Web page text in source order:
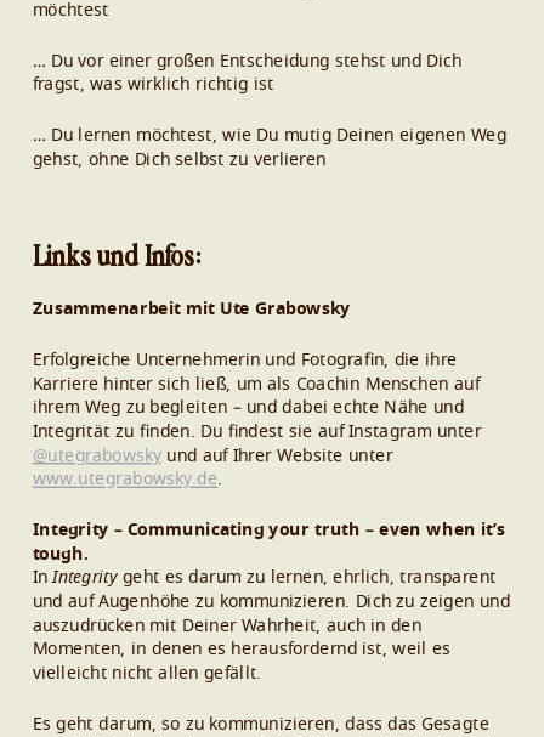
möchtest
… Du vor einer großen Entscheidung stehst und Dich
fragst, was wirklich richtig ist
… Du lernen möchtest, wie Du mutig Deinen eigenen Weg
gehst, ohne Dich selbst zu verlieren
Links und Infos:
Zusammenarbeit mit Ute Grabowsky
Erfolgreiche Unternehmerin und Fotografin, die ihre
Karriere hinter sich ließ, um als Coachin Menschen auf
ihrem Weg zu begleiten – und dabei echte Nähe und
Integrität zu finden. Du findest sie auf Instagram unter
@utegrabowsky und auf Ihrer Website unter
www.utegrabowsky.de
Integrity – Communicating your truth – even when it’s
tough.
InIntegritygeht es darum zu lernen, ehrlich, transparent
und auf Augenhöhe zu kommunizieren. Dich zu zeigen und
auszudrücken mit Deiner Wahrheit, auch in den
Momenten, in denen es herausfordernd ist, weil es
vielleicht nicht allen gefällt.
Es geht darum, so zu kommunizieren, dass das Gesagte